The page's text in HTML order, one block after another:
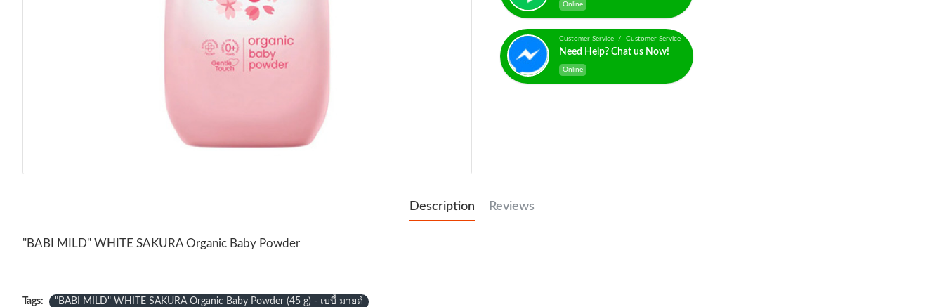
Online
Customer Service / Customer Service
Need Help? Chat us Now!
Online
Description Reviews
"BABI MILD" WHITE SAKURA Organic Baby Powder
Tags: "BABI MILD" WHITE SAKURA Organic Baby Powder (45 g) - เบบี้ มายด์